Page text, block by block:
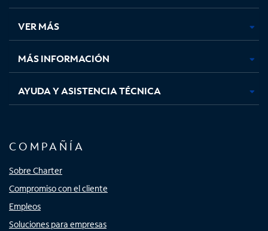
en
pestaña
nueva
en
pestaña
nueva
en
pestaña
nueva
en
nueva
VER MÁS
MÁS INFORMACIÓN
AYUDA Y ASISTENCIA TÉCNICA
COMPAÑÍA
Sobre Charter
Compromiso con el cliente
Empleos
Soluciones para empresas